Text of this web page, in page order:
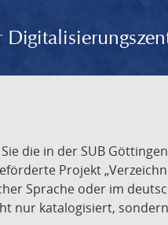
die in der SUB
Projekt
Sprache oder im
nur katalogisiert,